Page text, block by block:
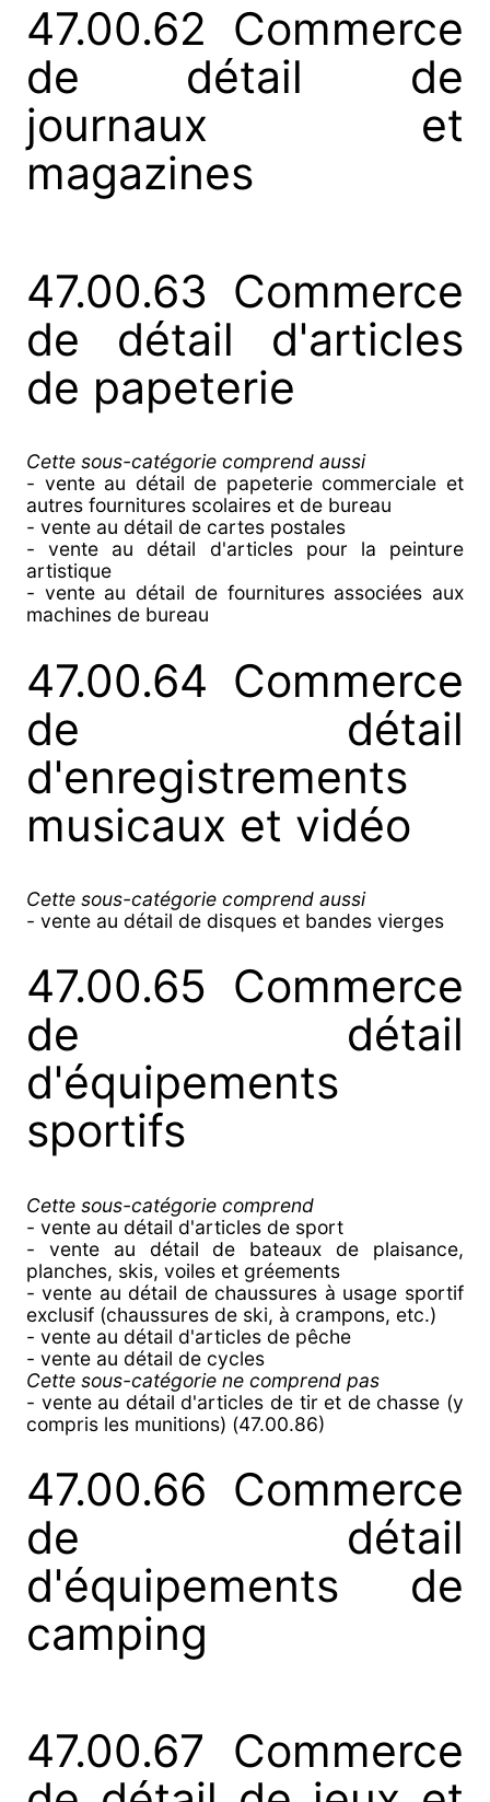
47.00.62 Commerce
de détail de
journaux et
magazines
47.00.63 Commerce
de détail d'articles
de papeterie
Cette sous-catégorie comprend aussi
- vente au détail de papeterie commerciale et
autres fournitures scolaires et de bureau
- vente au détail de cartes postales
- vente au détail d'articles pour la peinture
artistique
- vente au détail de fournitures associées aux
machines de bureau
47.00.64 Commerce
de détail
d'enregistrements
musicaux et vidéo
Cette sous-catégorie comprend aussi
- vente au détail de disques et bandes vierges
47.00.65 Commerce
de détail
d'équipements
sportifs
Cette sous-catégorie comprend
- vente au détail d'articles de sport
- vente au détail de bateaux de plaisance,
planches, skis, voiles et gréements
- vente au détail de chaussures à usage sportif
exclusif (chaussures de ski, à crampons, etc.)
- vente au détail d'articles de pêche
- vente au détail de cycles
Cette sous-catégorie ne comprend pas
- vente au détail d'articles de tir et de chasse (y
compris les munitions) (47.00.86)
47.00.66 Commerce
de détail
d'équipements de
camping
47.00.67 Commerce